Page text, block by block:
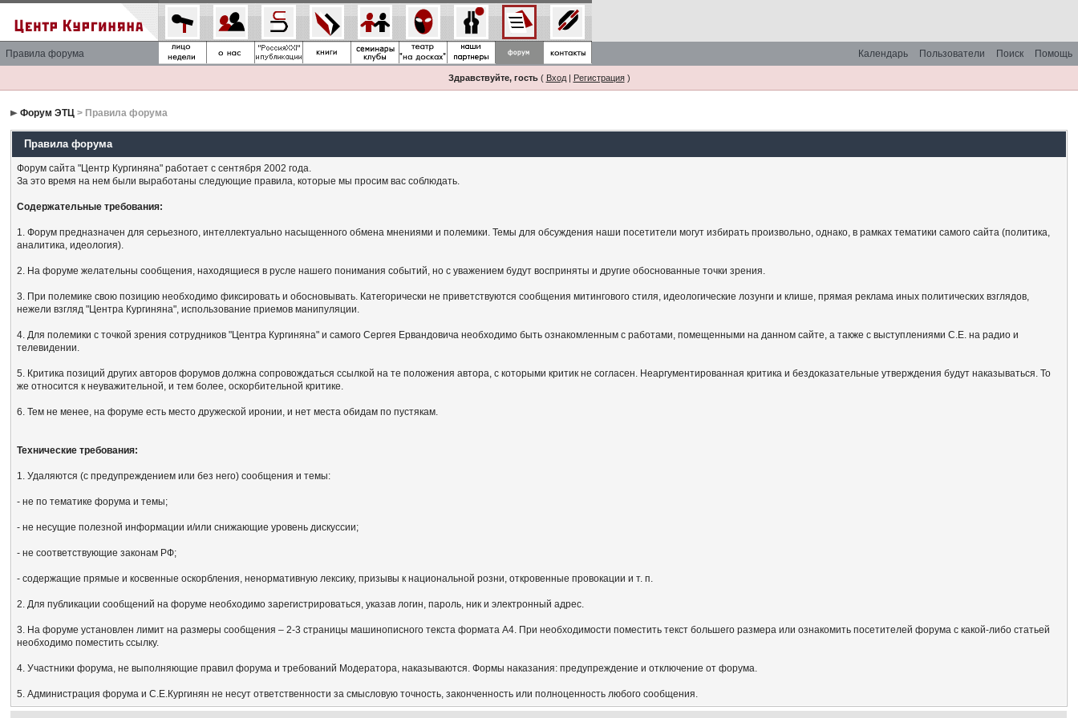
Правила форума Помощь
Поиск
Пользователи
Календарь
Здравствуйте, гость( Вход| Регистрация)
Форум ЭТЦ > Правила форума
Правила форума
Форум сайта "Центр Кургиняна" работает с сентября 2002 года.
За это время на нем были выработаны следующие правила, которые мы просим вас соблюдать.
Содержательные требования:
1. Форум предназначен для серьезного, интеллектуально насыщенного обмена мнениями и полемики. Темы для обсуждения наши посетители могут избирать произвольно, однако, в рамках тематики самого сайта (политика,
аналитика, идеология).
2. На форуме желательны сообщения, находящиеся в русле нашего понимания событий, но с уважением будут восприняты и другие обоснованные точки зрения.
3. При полемике свою позицию необходимо фиксировать и обосновывать. Категорически не приветствуются сообщения митингового стиля, идеологические лозунги и клише, прямая реклама иных политических взглядов,
нежели взгляд "Центра Кургиняна", использование приемов манипуляции.
4. Для полемики с точкой зрения сотрудников "Центра Кургиняна" и самого Сергея Ервандовича необходимо быть ознакомленным с работами, помещенными на данном сайте, а также с выступлениями С.Е. на радио и
телевидении.
5. Критика позиций других авторов форумов должна сопровождаться ссылкой на те положения автора, с которыми критик не согласен. Неаргументированная критика и бездоказательные утверждения будут наказываться. То
же относится к неуважительной, и тем более, оскорбительной критике.
6. Тем не менее, на форуме есть место дружеской иронии, и нет места обидам по пустякам.
Технические требования:
1. Удаляются (с предупреждением или без него) сообщения и темы:
- не по тематике форума и темы;
- не несущие полезной информации и/или снижающие уровень дискуссии;
- не соответствующие законам РФ;
- содержащие прямые и косвенные оскорбления, ненормативную лексику, призывы к национальной розни, откровенные провокации и т. п.
2. Для публикации сообщений на форуме необходимо зарегистрироваться, указав логин, пароль, ник и электронный адрес.
3. На форуме установлен лимит на размеры сообщения – 2-3 страницы машинописного текста формата А4. При необходимости поместить текст большего размера или ознакомить посетителей форума с какой-либо статьей
необходимо поместить ссылку.
4. Участники форума, не выполняющие правил форума и требований Модератора, наказываются. Формы наказания: предупреждение и отключение от форума.
5. Администрация форума и С.Е.Кургинян не несут ответственности за смысловую точность, законченность или полноценность любого сообщения.